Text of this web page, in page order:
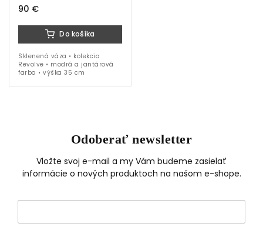
90 €
Do košíka
Sklenená váza • kolekcia
Revolve • modrá a jantárová
farba • výška 35 cm
Odoberať newsletter
Vložte svoj e-mail a my Vám budeme zasielať
informácie o nových produktoch na našom e-shope.